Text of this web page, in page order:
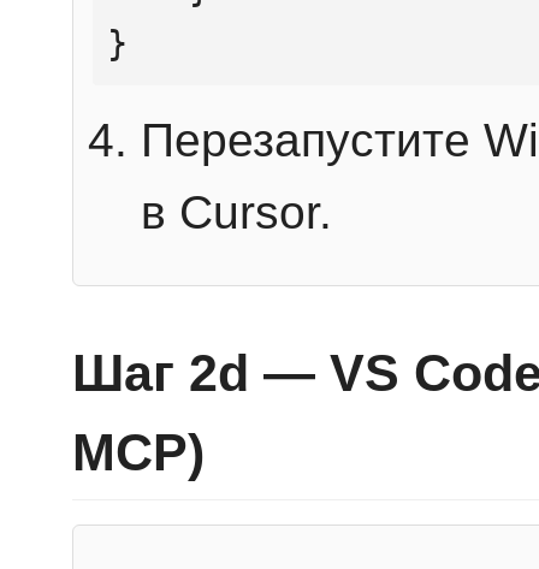
}
Перезапустите
в Cursor.
Шаг 2d — VS
MCP)